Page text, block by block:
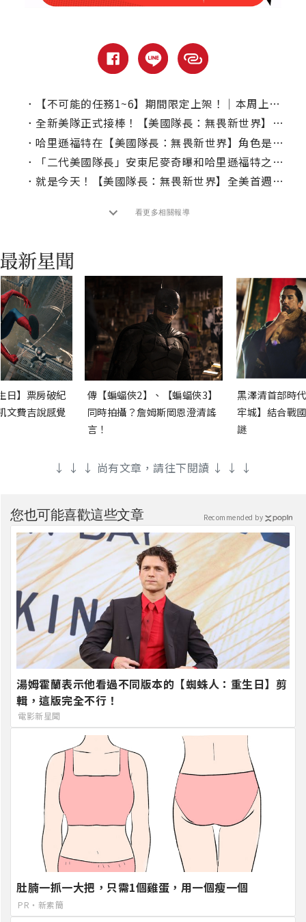
．
【不可能的任務1~6】期間限定上架！｜本周上線、電視首播推薦
． 全新美隊正式接棒！【美國隊長：無畏新世界】空降票房冠軍
． 哈里遜福特在【美國隊長：無畏新世界】角色是繼承誰？
．
「二代美國隊長」安東尼麥奇曝和哈里遜福特之間奇妙的共同話題？
． 就是今天！【美國隊長：無畏新世界】全美首週末票房上看近億
看更多相關報導
日】票房破紀
文費吉說感覺
傳【蝙蝠俠2】、【蝙蝠俠3】
同時拍攝？詹姆斯岡恩澄清謠
言！
黑澤清首部時
牢城】結合戰
謎
↓ ↓ ↓ 尚有文章，請往下閱讀 ↓ ↓ ↓
您也可能喜歡這些文章
湯姆霍蘭表示他看過不同版本的【蜘蛛人：重生日】剪
輯，這版完全不行！
電影新星聞
肚腩一抓一大把，只需1個雞蛋，用一個瘦一個
PR・新素簡
Recommended by